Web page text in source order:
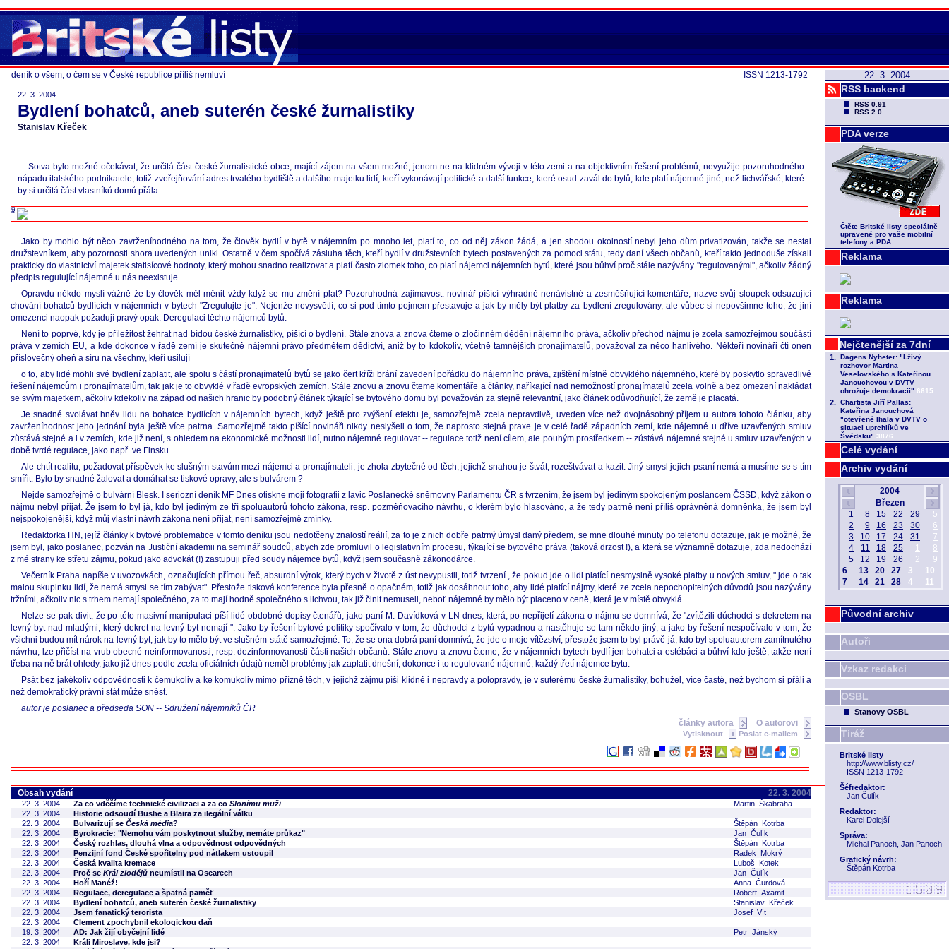
22. 3. 2004
RSS backend
RSS 0.91
RSS 2.0
PDA verze
Čtěte Britské listy speciálně
upravené pro vaše mobilní
telefony a PDA
Reklama
Reklama
Celé vydání
Archiv vydání
Původní archiv
Autoři
Vzkaz redakci
OSBL
Stanovy OSBL
Tiráž
Britské listy
http://www.blisty.cz/
ISSN 1213-1792
Šéfredaktor:
Jan Čulík
Redaktor:
Karel Dolejší
Správa:
Michal Panoch, Jan Panoch
Grafický návrh:
Štěpán Kotrba
ISSN 1213-1792
deník o všem, o čem se v České republice příliš nemluví
22. 3. 2004
Bydlení bohatců, aneb suterén české žurnalistiky
Stanislav Křeček
Sotva bylo možné očekávat, že určitá část české žurnalistické obce, mající zájem na všem možné, jenom ne na klidném vývoji v této zemi a na objektivním řešení problémů, nevyužije pozoruhodného
nápadu italského podnikatele, totiž zveřejňování adres trvalého bydliště a dalšího majetku lidí, kteří vykonávají politické a další funkce, které osud zavál do bytů, kde platí nájemné jiné, než lichvářské, které
by si určitá část vlastníků domů přála.
Jako by mohlo být něco zavrženíhodného na tom, že člověk bydlí v bytě v nájemním po mnoho let, platí to, co od něj zákon žádá, a jen shodou okolností nebyl jeho dům privatizován, takže se nestal
družstevníkem, aby pozornosti shora uvedených unikl. Ostatně v čem spočívá zásluha těch, kteří bydlí v družstevních bytech postavených za pomoci státu, tedy daní všech občanů, kteří takto jednoduše získali
prakticky do vlastnictví majetek statisícové hodnoty, který mohou snadno realizovat a platí často zlomek toho, co platí nájemci nájemních bytů, které jsou bůhví proč stále nazývány "regulovanými", ačkoliv žádný
předpis regulující nájemné u nás neexistuje.
Opravdu někdo myslí vážně že by člověk měl měnit vždy když se mu změní plat? Pozoruhodná zajímavost: novinář píšící výhradně nenávistné a zesměšňující komentáře, nazve svůj sloupek odsuzující
chování bohatců bydlících v nájemních v bytech "Zregulujte je". Nejenže nevysvětlí, co si pod tímto pojmem přestavuje a jak by měly být platby za bydlení zregulovány, ale vůbec si nepovšimne toho, že jiní
omezenci naopak požadují pravý opak. Deregulaci těchto nájemců bytů.
Není to poprvé, kdy je příležitost žehrat nad bídou české žurnalistiky, píšící o bydlení. Stále znova a znova čteme o zločinném dědění nájemního práva, ačkoliv přechod nájmu je zcela samozřejmou součástí
práva v zemích EU, a kde dokonce v řadě zemí je skutečně nájemní právo předmětem dědictví, aniž by to kdokoliv, včetně tamnějších pronajímatelů, považoval za něco hanlivého. Někteří novináři čtí onen
příslovečný oheň a síru na všechny, kteří usilují
o to, aby lidé mohli své bydlení zaplatit, ale spolu s částí pronajímatelů bytů se jako čert kříži brání zavedení pořádku do nájemního práva, zjištění místně obvyklého nájemného, které by poskytlo spravedlivé
řešení nájemcům i pronajímatelům, tak jak je to obvyklé v řadě evropských zemích. Stále znovu a znovu čteme komentáře a články, naříkající nad nemožností pronajímatelů zcela volně a bez omezení nakládat
se svým majetkem, ačkoliv kdekoliv na západ od našich hranic by podobný článek týkající se bytového domu byl považován za stejně relevantní, jako článek odůvodňující, že země je placatá.
Je snadné svolávat hněv lidu na bohatce bydlících v nájemních bytech, když ještě pro zvýšení efektu je, samozřejmě zcela nepravdivě, uveden více než dvojnásobný příjem u autora tohoto článku, aby
zavrženíhodnost jeho jednání byla ještě více patrna. Samozřejmě takto píšící novináři nikdy neslyšeli o tom, že naprosto stejná praxe je v celé řadě západních zemí, kde nájemné u dříve uzavřených smluv
zůstává stejné a i v zemích, kde již není, s ohledem na ekonomické možnosti lidí, nutno nájemné regulovat -- regulace totiž není cílem, ale pouhým prostředkem -- zůstává nájemné stejné u smluv uzavřených v
době tvrdé regulace, jako např. ve Finsku.
Ale chtít realitu, požadovat příspěvek ke slušným stavům mezi nájemci a pronajímateli, je zhola zbytečné od těch, jejichž snahou je štvát, rozeštvávat a kazit. Jiný smysl jejich psaní nemá a musíme se s tím
smířit. Bylo by snadné žalovat a domáhat se tiskové opravy, ale s bulvárem ?
Nejde samozřejmě o bulvární Blesk. I seriozní deník MF Dnes otiskne moji fotografii z lavic Poslanecké sněmovny Parlamentu ČR s tvrzením, že jsem byl jediným spokojeným poslancem ČSSD, když zákon o
nájmu nebyl přijat. Že jsem to byl já, kdo byl jediným ze tří spoluautorů tohoto zákona, resp. pozměňovacího návrhu, o kterém bylo hlasováno, a že tedy patrně není příliš oprávněná domněnka, že jsem byl
nejspokojenější, když můj vlastní návrh zákona není přijat, není samozřejmě zmínky.
Redaktorka HN, jejíž články k bytové problematice v tomto deníku jsou nedotčeny znalostí reálií, za to je z nich dobře patrný úmysl daný předem, se mne dlouhé minuty po telefonu dotazuje, jak je možné, že
jsem byl, jako poslanec, pozván na Justiční akademii na seminář soudců, abych zde promluvil o legislativním procesu, týkající se bytového práva (taková drzost !), a která se významně dotazuje, zda nedochází
z mé strany ke střetu zájmu, pokud jako advokát (!) zastupuji před soudy nájemce bytů, když jsem současně zákonodárce.
Večerník Praha napíše v uvozovkách, označujících přímou řeč, absurdní výrok, který bych v životě z úst nevypustil, totiž tvrzení , že pokud jde o lidi platící nesmyslně vysoké platby u nových smluv, " jde o tak
malou skupinku lidí, že nemá smysl se tím zabývat". Přestože tisková konference byla přesně o opačném, totiž jak dosáhnout toho, aby lidé platící nájmy, které ze zcela nepochopitelných důvodů jsou nazývány
tržními, ačkoliv nic s trhem nemají společného, za to mají hodně společného s lichvou, tak již činit nemuseli, neboť nájemné by mělo být placeno v ceně, která je v místě obvyklá.
Nelze se pak divit, že po této masivní manipulaci píší lidé obdobné dopisy čtenářů, jako paní M. Davídková v LN dnes, která, po nepřijetí zákona o nájmu se domnívá, že "zvítězili důchodci s dekretem na
levný byt nad mladými, který dekret na levný byt nemají ". Jako by řešení bytové politiky spočívalo v tom, že důchodci z bytů vypadnou a nastěhuje se tam někdo jiný, a jako by řešení nespočívalo v tom, že
všichni budou mít nárok na levný byt, jak by to mělo být ve slušném státě samozřejmé. To, že se ona dobrá paní domnívá, že jde o moje vítězství, přestože jsem to byl právě já, kdo byl spoluautorem zamítnutého
návrhu, lze přičíst na vrub obecné neinformovanosti, resp. dezinformovanosti části našich občanů. Stále znovu a znovu čteme, že v nájemních bytech bydlí jen bohatci a estébáci a bůhví kdo ještě, takže není
třeba na ně brát ohledy, jako již dnes podle zcela oficiálních údajů neměl problémy jak zaplatit dnešní, dokonce i to regulované nájemné, každý třetí nájemce bytu.
Psát bez jakékoliv odpovědnosti k čemukoliv a ke komukoliv mimo přízně těch, v jejichž zájmu píši klidně i nepravdy a polopravdy, je v suterému české žurnalistiky, bohužel, více časté, než bychom si přáli a
než demokratický právní stát může snést.
autor je poslanec a předseda SON -- Sdružení nájemníků ČR
články autora
O autorovi
Vytisknout Poslat e-mailem
Obsah vydání 22. 3. 2004
22. 3. 2004 Za co vděčíme technické civilizaci a za co Slonímu muži
Martin Škabraha
22. 3. 2004
Historie odsoudí Bushe a Blaira za ilegální válku
22. 3. 2004
Bulvarizují se Česká média?
Štěpán Kotrba
22. 3. 2004
Byrokracie: "Nemohu vám poskytnout služby, nemáte průkaz"
Jan Čulík
22. 3. 2004
Český rozhlas, dlouhá vlna a odpovědnost odpovědných
Štěpán Kotrba
22. 3. 2004
Penzijní fond České spořitelny pod nátlakem ustoupil
Radek Mokrý
22. 3. 2004
Česká kvalita kremace
Luboš Kotek
22. 3. 2004
Proč se Král zlodějů neumístil na Oscarech
Jan Čulík
22. 3. 2004
Hoří Manéž!
Anna Čurdová
22. 3. 2004
Regulace, deregulace a špatná paměť
Robert Axamit
22. 3. 2004
Bydlení bohatců, aneb suterén české žurnalistiky
Stanislav Křeček
22. 3. 2004
Jsem fanatický terorista
Josef Vít
22. 3. 2004
Clement zpochybnil ekologickou daň
19. 3. 2004
AD: Jak žijí obyčejní lidé
Petr Jánský
22. 3. 2004
Králi Miroslave, kde jsi?